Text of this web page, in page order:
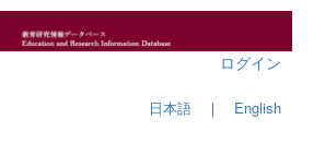
ログイン
日本語 ｜ English